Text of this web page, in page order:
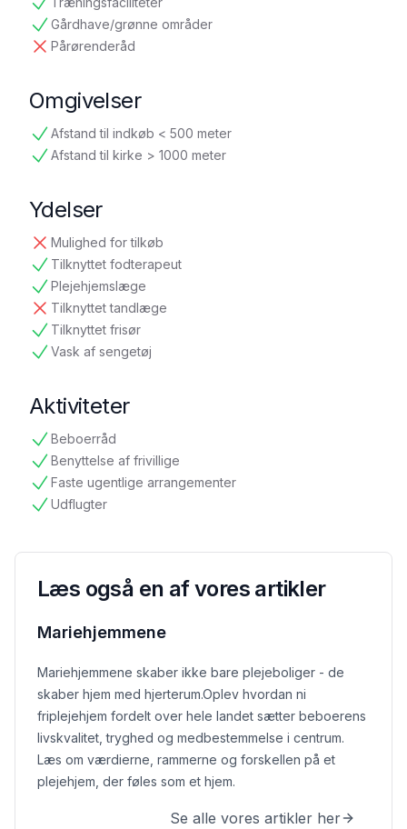
tilgængelig
Gårdhave/grønne områder
tilgængelig
Pårørenderåd
ikke tilgængelig
Omgivelser
Afstand til indkøb < 500 meter
tilgængelig
Afstand til kirke > 1000 meter
tilgængelig
Ydelser
Mulighed for tilkøb
ikke tilgængelig
Tilknyttet fodterapeut
tilgængelig
Plejehjemslæge
tilgængelig
Tilknyttet tandlæge
ikke tilgængelig
Tilknyttet frisør
tilgængelig
Vask af sengetøj
tilgængelig
Aktiviteter
Beboerråd
tilgængelig
Benyttelse af frivillige
tilgængelig
Faste ugentlige arrangementer
tilgængelig
Udflugter
tilgængelig
Læs også en af vores artikler
Mariehjemmene
Mariehjemmene skaber ikke bare plejeboliger - de
skaber hjem med hjerterum.Oplev hvordan ni
friplejehjem fordelt over hele landet sætter beboerens
livskvalitet, tryghed og medbestemmelse i centrum.
Læs om værdierne, rammerne og forskellen på et
plejehjem, der føles som et hjem.
Se alle vores artikler her